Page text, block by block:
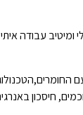
ומיטיב עבודה
חיסכון